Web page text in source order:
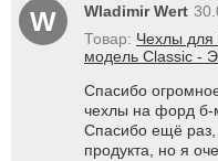
W Wladimir Wert
Товар: Чехлы для
модель Classic -
Спасибо
чехлы на форд б-
Спасибо ещё раз,
продукта, но я